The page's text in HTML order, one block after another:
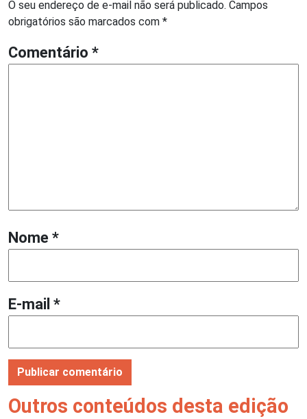
O seu endereço de e-mail não será publicado. Campos
obrigatórios são marcados com *
Comentário *
Nome *
E-mail *
Outros conteúdos desta edição